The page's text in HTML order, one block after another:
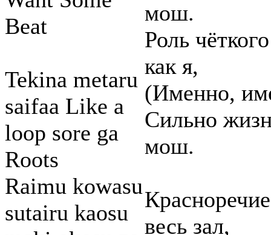
Beat
Tekina metaru
saifaa Like a
loop sore ga
Roots
Raimu kowasu
sutairu kaosu
мош.
Роль
как я,
(Именно,
Сильно
мош.
весь зал,